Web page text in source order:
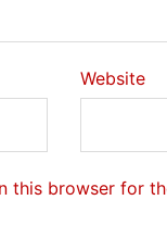
Website
this browser for